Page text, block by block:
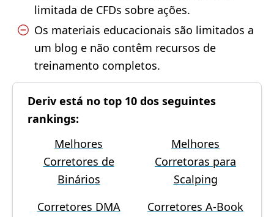
limitada de CFDs sobre ações.
Os materiais educacionais são limitados a
um blog e não contêm recursos de
treinamento completos.
Deriv está no top 10 dos seguintes
rankings:
Melhores
Corretores de
Binários
Melhores
Corretoras para
Scalping
Corretores DMA
Corretores A-Book